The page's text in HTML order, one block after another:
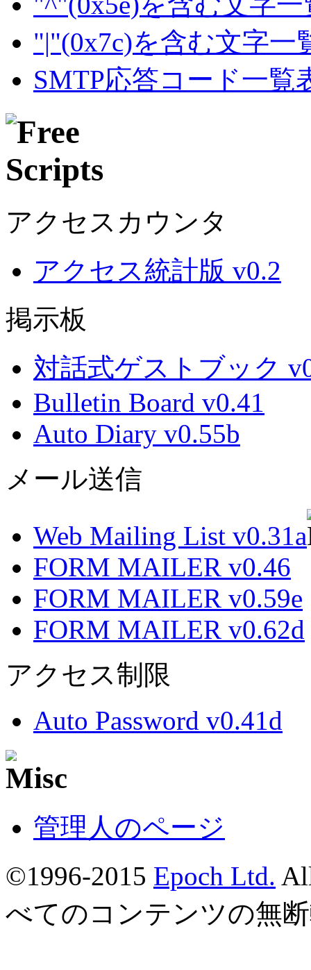
"|"(0x7c)を含む文字一
SMTP応答コード一覧
アクセスカウンタ
アクセス統計版 v0.2
掲示板
対話式ゲストブック
Bulletin Board v0.41
Auto Diary v0.55b
メール送信
Web Mailing List v0.31a
FORM MAILER v0.46
FORM MAILER v0.59e
FORM MAILER v0.62d
アクセス制限
Auto Password v0.41d
管理人のページ
©1996-2015 Epoch Ltd.
べてのコンテンツの無